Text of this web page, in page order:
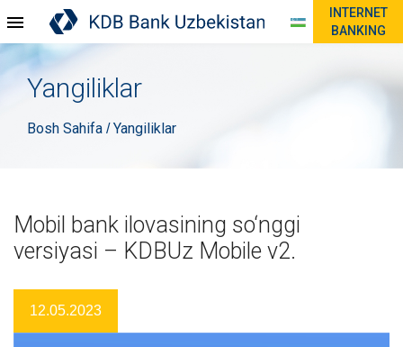
INTERNET
BANKING
Yangiliklar
Bosh Sahifa /Yangiliklar
Mobil bank ilovasining so‘nggi
versiyasi – KDBUz Mobile v2.
12.05.2023